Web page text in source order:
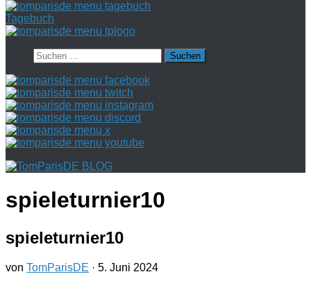
Tagebuch
Suchen
nach:
spieleturnier10
spieleturnier10
von TomParisDE · 5. Juni 2024